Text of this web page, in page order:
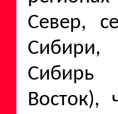
Север,
Восток),